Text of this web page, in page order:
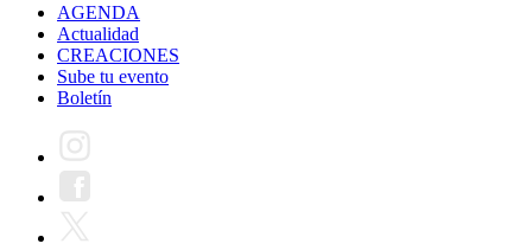
AGENDA
Actualidad
CREACIONES
Sube tu evento
Boletín